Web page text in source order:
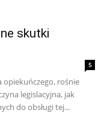
skutki
5
opiekuńczego, rośnie
legislacyjna, jak
do obsługi tej...